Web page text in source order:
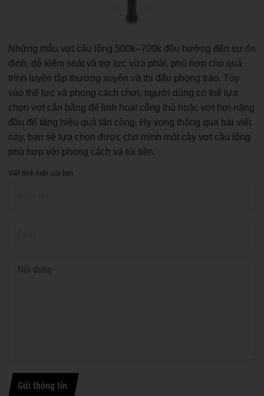
Những mẫu vợt cầu lông 500k–700k đều hướng đến sự ổn
định, dễ kiểm soát và trợ lực vừa phải, phù hợp cho quá
trình luyện tập thường xuyên và thi đấu phong trào. Tùy
vào thể lực và phong cách chơi, người dùng có thể lựa
chọn vợt cân bằng để linh hoạt công thủ hoặc vợt hơi nặng
đầu để tăng hiệu quả tấn công. Hy vọng thông qua bài viết
này, bạn sẽ lựa chọn được cho mình một cây vợt cầu lông
phù hợp với phong cách và túi tiền.
Viết bình luận của bạn
Gửi thông tin